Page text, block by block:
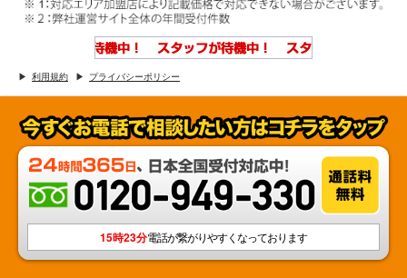
利用規約 プライバシーポリシー
15時23分電話が繋がりやすくなっております